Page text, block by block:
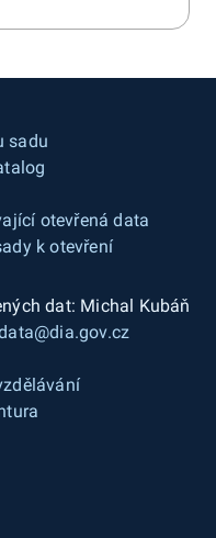
sadu
otevřená data
k otevření
dat: Michal Kubáň